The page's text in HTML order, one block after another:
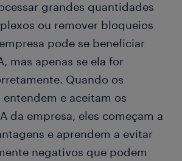
grandes quantidades
ou remover bloqueios
pode se beneficiar
mas apenas se ela for
Quando os
e aceitam os
da empresa, eles começam a
e aprendem a evitar
negativos que podem